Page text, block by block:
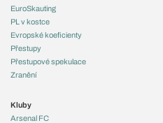
EuroSkauting
PL v kostce
Evropské koeficienty
Přestupy
Přestupové spekulace
Zranění
Kluby
Arsenal FC